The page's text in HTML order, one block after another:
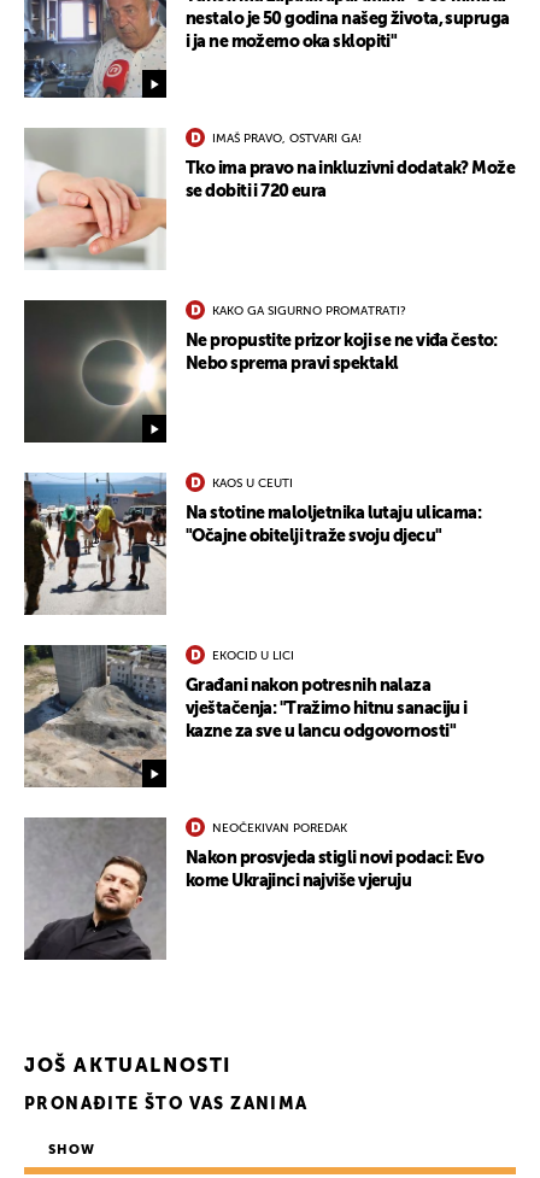
nestalo je 50 godina našeg života, supruga
i ja ne možemo oka sklopiti"
IMAŠ PRAVO, OSTVARI GA!
Tko ima pravo na inkluzivni dodatak? Može
se dobiti i 720 eura
KAKO GA SIGURNO PROMATRATI?
Ne propustite prizor koji se ne viđa često:
Nebo sprema pravi spektakl
KAOS U CEUTI
Na stotine maloljetnika lutaju ulicama:
"Očajne obitelji traže svoju djecu"
EKOCID U LICI
Građani nakon potresnih nalaza
vještačenja: "Tražimo hitnu sanaciju i
kazne za sve u lancu odgovornosti"
NEOČEKIVAN POREDAK
Nakon prosvjeda stigli novi podaci: Evo
kome Ukrajinci najviše vjeruju
JOŠ AKTUALNOSTI
PRONAĐITE ŠTO VAS ZANIMA
SHOW
UKLJUČITE NOTIFIKACIJE